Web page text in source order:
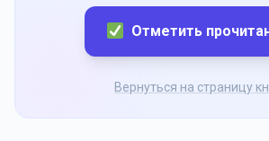
Отметить
Вернуться на страницу